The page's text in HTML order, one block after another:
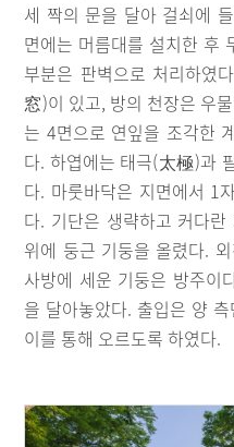
세 짝의 문을 달아 걸쇠에
면에는 머름대를 설치한 후
부분은 판벽으로 처리하였
窓)이 있고, 방의 천장은 우
는 4면으로 연잎을 조각한
다. 하엽에는 태극(太極)과
다. 마룻바닥은 지면에서 1
다. 기단은 생략하고 커다
위에 둥근 기둥을 올렸다.
사방에 세운 기둥은 방주
을 달아놓았다. 출입은 양
이를 통해 오르도록 하였다.